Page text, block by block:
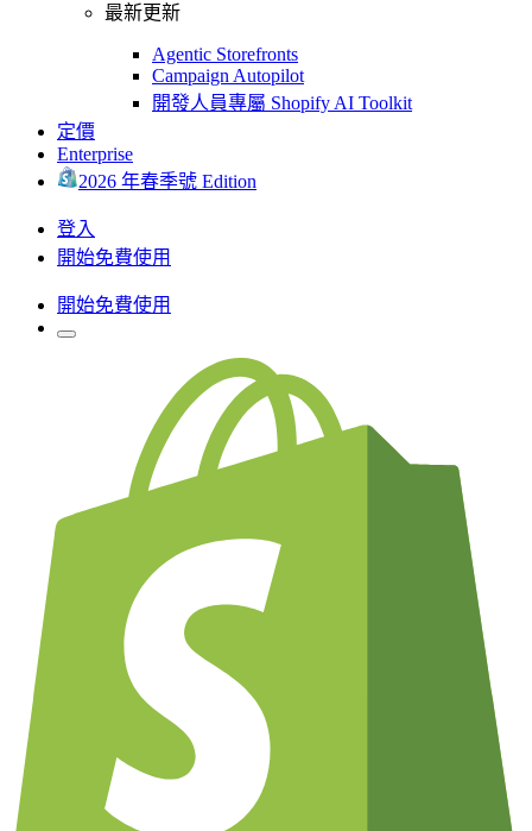
最新更新
Agentic Storefronts
Campaign Autopilot
開發人員專屬 Shopify AI Toolkit
定價
Enterprise
2026 年春季號 Edition
登入
開始免費使用
開始免費使用